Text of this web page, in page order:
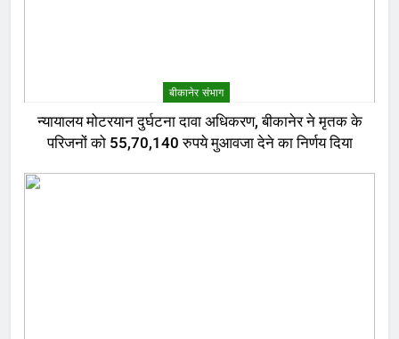
बीकानेर संभाग
न्यायालय मोटरयान दुर्घटना दावा अधिकरण, बीकानेर ने मृतक के
परिजनों को 55,70,140 रुपये मुआवजा देने का निर्णय दिया